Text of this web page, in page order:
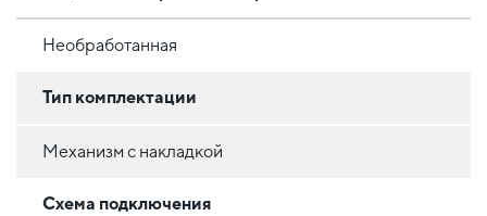
Необработанная
Тип комплектации
Механизм с накладкой
Схема подключения